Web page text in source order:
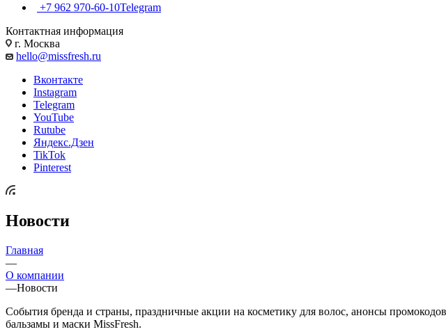
+7 962 970-60-10Telegram
Контактная информация
г. Москва
hello@missfresh.ru
Вконтакте
Instagram
Telegram
YouTube
Rutube
Яндекс.Дзен
TikTok
Pinterest
Новости
Главная
—
О компании
—Новости
События бренда и страны, праздничные акции на косметику для волос, анонсы
бальзамы и маски MissFresh.